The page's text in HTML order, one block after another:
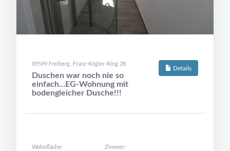
Details
09599 Freiberg, Franz-Kögler-Ring 28
Duschen war noch nie so
einfach…EG-Wohnung mit
bodengleicher Dusche!!!
Wohnfläche: Zimmer: